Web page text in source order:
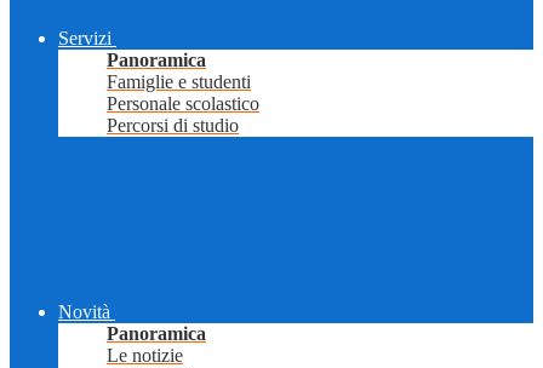
Servizi
Panoramica
Famiglie e studenti
Personale scolastico
Percorsi di studio
Novità
Panoramica
Le notizie